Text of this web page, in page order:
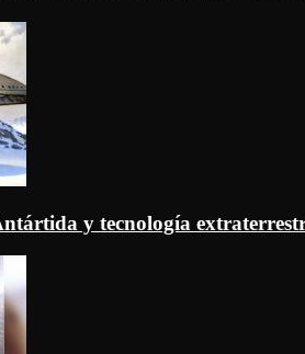
y tecnología